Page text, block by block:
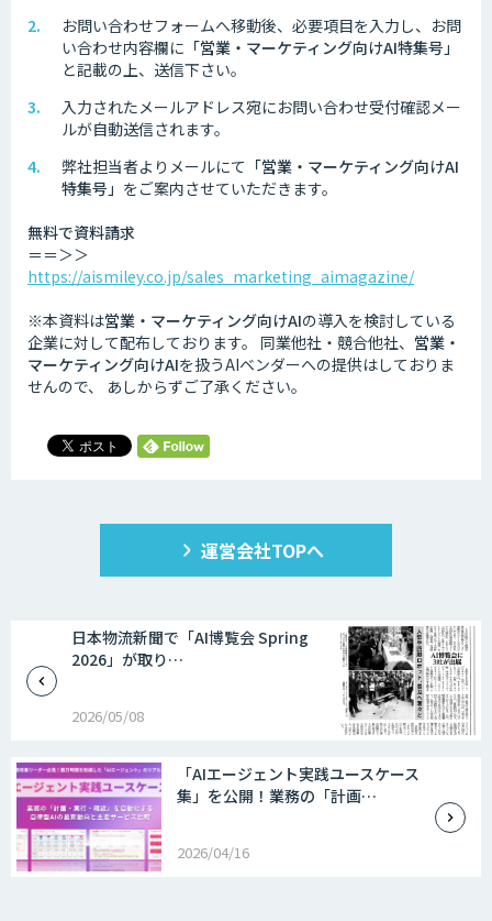
お問い合わせフォームへ移動後、必要項目を入力し、お問
い合わせ内容欄に 「営業・マーケティング向けAI特集号」
と記載の上、送信下さい。
入力されたメールアドレス宛にお問い合わせ受付確認メー
ルが自動送信されます。
弊社担当者よりメールにて 「営業・マーケティング向けAI
特集号」 をご案内させていただきます。
無料で資料請求
＝＝＞＞
https://aismiley.co.jp/sales_marketing_aimagazine/
※本資料は営業・マーケティング向けAIの導入を検討している
企業に対して配布しております。 同業他社・競合他社、 営業・
マーケティング向けAIを扱うAIベンダーへの提供はしておりま
せんので、 あしからずご了承ください。
運営会社TOPへ
日本物流新聞で「AI博覧会 Spring
2026」が取り…
2026/05/08
「AIエージェント実践ユースケース
集」を公開！業務の「計画…
2026/04/16